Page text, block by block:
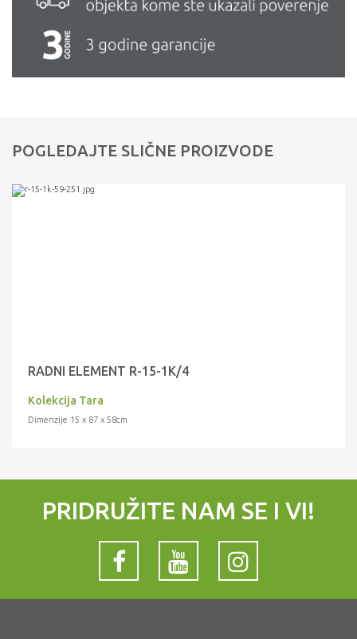
POGLEDAJTE SLIČNE PROIZVODE
RADNI ELEMENT R-15-1K/4
Kolekcija Tara
Dimenzije 15 x 87 x 58cm
PRIDRUŽITE NAM SE I VI!